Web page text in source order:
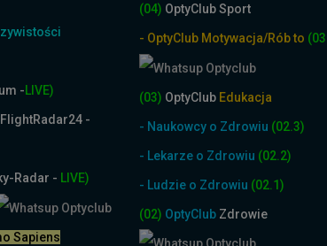
-LIVE)
-
Radar - LIVE)
Sapiens
(04) OptyClub Sport
- OptyClub Motywacja/Rób to
(03) OptyClub Edukacja
- Naukowcy o Zdrowiu (02.3)
- Lekarze o Zdrowiu (02.2)
- Ludzie o Zdrowiu (02.1)
(02) OptyClub Zdrowie